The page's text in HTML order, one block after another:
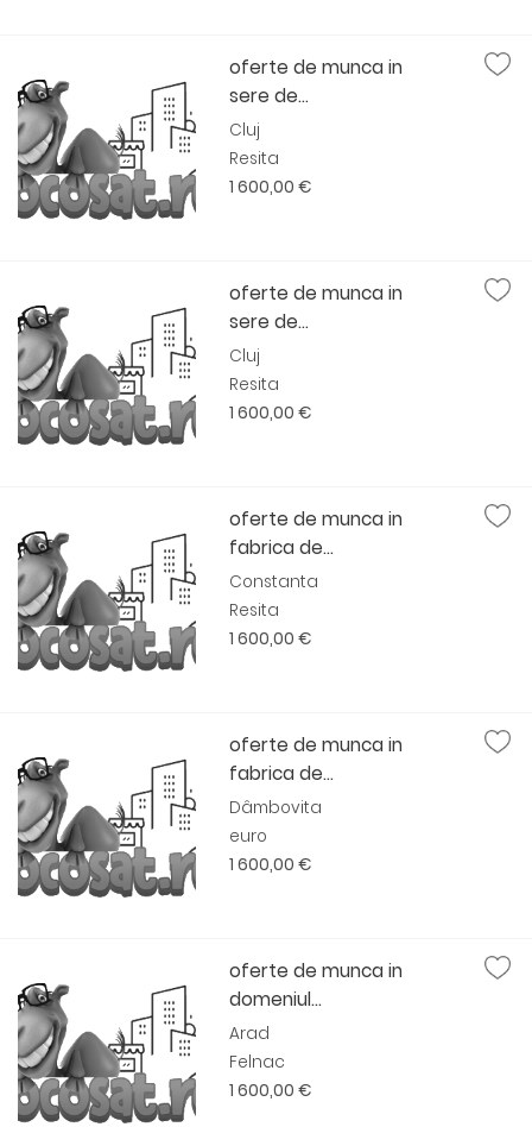
oferte de munca in
sere de...
Cluj
Resita
1 600,00 €
oferte de munca in
sere de...
Cluj
Resita
1 600,00 €
oferte de munca in
fabrica de...
Constanta
Resita
1 600,00 €
oferte de munca in
fabrica de...
Dâmbovita
euro
1 600,00 €
oferte de munca in
domeniul...
Arad
Felnac
1 600,00 €